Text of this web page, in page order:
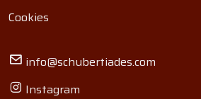
Cookies
info@schubertiades.com
Instagram